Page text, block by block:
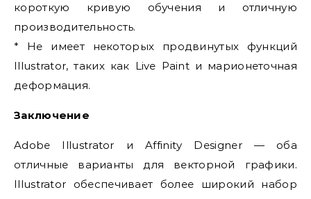
короткую кривую обучения и отличную
производительность.
* Не имеет некоторых продвинутых функций
Illustrator, таких как Live Paint и марионеточная
деформация.
Заключение
Adobe Illustrator и Affinity Designer — оба
отличные варианты для векторной графики.
Illustrator обеспечивает более широкий набор